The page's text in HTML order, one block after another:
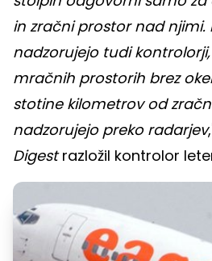
in zračni prostor nad njimi.
nadzorujejo tudi
mračnih prostorih brez
stotine kilometrov od
nadzorujejo preko radarjev
Digestrazložil kontrolor